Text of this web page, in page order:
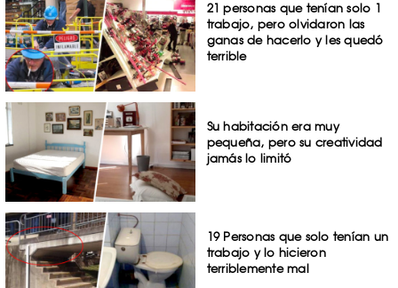
21 personas que tenían solo 1
trabajo, pero olvidaron las
ganas de hacerlo y les quedó
terrible
Su habitación era muy
pequeña, pero su creatividad
jamás lo limitó
19 Personas que solo tenían un
trabajo y lo hicieron
terriblemente mal